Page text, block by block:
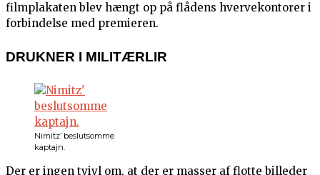
filmplakaten blev hængt op på flådens hvervekontorer i
forbindelse med premieren.
DRUKNER I MILITÆRLIR
Nimitz’ beslutsomme
kaptajn.
Der er ingen tvivl om, at der er masser af flotte billeder